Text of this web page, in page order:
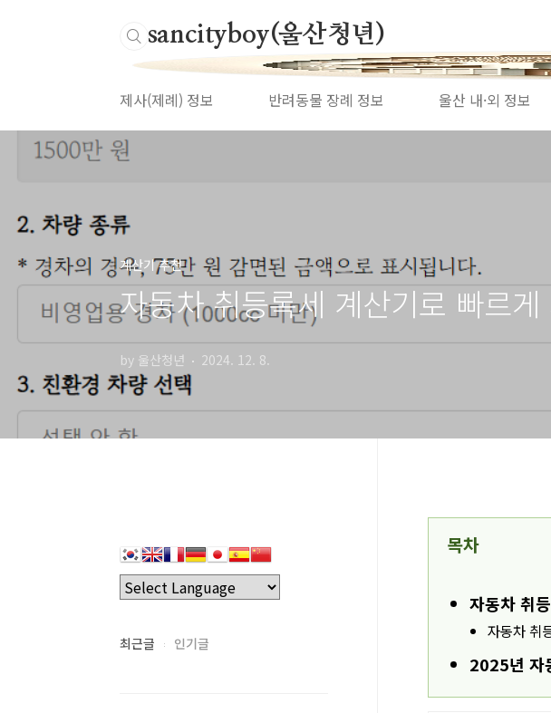
Ulsancityboy(울산청년)
제사(제례) 정보 반려동물 장례 정보 울산 내·외 정보
계산기 추천
자동차 취등록세 계산기로 빠르게
by 울산청년 2024. 12. 8.
목차
자동차 취
자동차 취
2025년 자
최근글 인기글